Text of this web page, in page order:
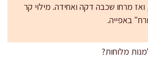
שעות, ואז מרחו שכבה דקה ואחידה. מילוי קר
באפייה.
מלוחות?